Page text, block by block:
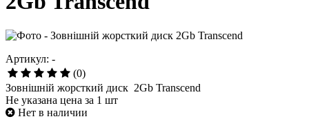
Артикул: -
(0)
Зовнішній жорсткий диск 2Gb Transcend
Не указана цена за 1 шт
Нет в наличии